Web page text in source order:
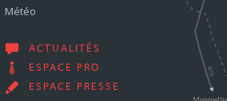
Météo
ACTUALITÉS
ESPACE PRO
ESPACE PRESSE